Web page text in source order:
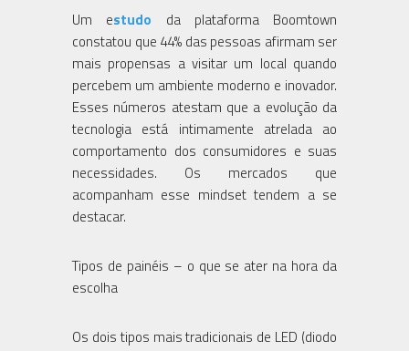
Um estudo da plataforma Boomtown
constatou que 44% das pessoas afirmam ser
mais propensas a visitar um local quando
percebem um ambiente moderno e inovador.
Esses números atestam que a evolução da
tecnologia está intimamente atrelada ao
comportamento dos consumidores e suas
necessidades. Os mercados que
acompanham esse mindset tendem a se
destacar.
Tipos de painéis – o que se ater na hora da
escolha
Os dois tipos mais tradicionais de LED (diodo